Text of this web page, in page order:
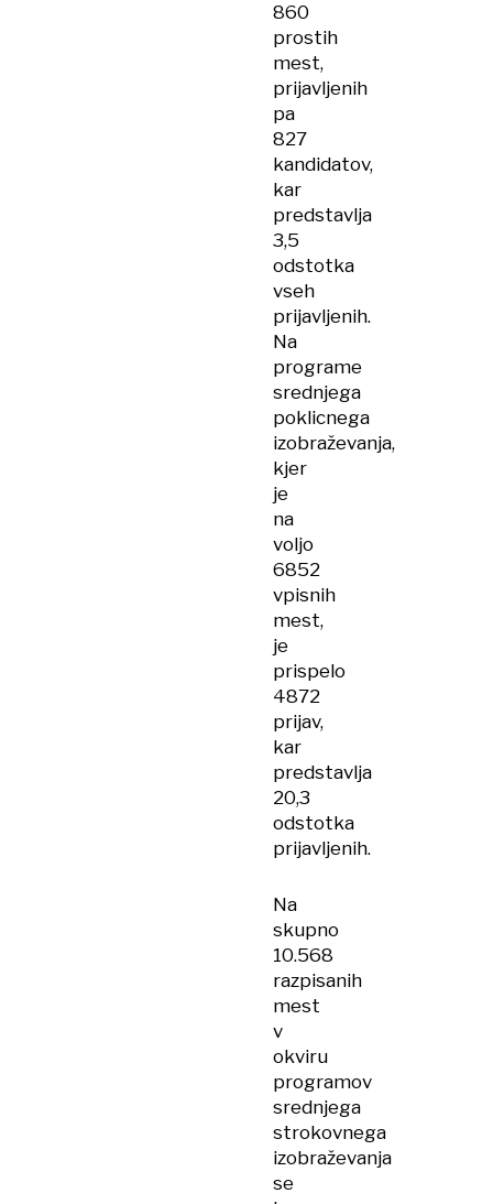
860
prostih
mest,
prijavljenih
pa
827
kandidatov,
kar
predstavlja
3,5
odstotka
vseh
prijavljenih.
Na
programe
srednjega
poklicnega
izobraževanja,
kjer
je
na
voljo
6852
vpisnih
mest,
je
prispelo
4872
prijav,
kar
predstavlja
20,3
odstotka
prijavljenih.
Na
skupno
10.568
razpisanih
mest
v
okviru
programov
srednjega
strokovnega
izobraževanja
se